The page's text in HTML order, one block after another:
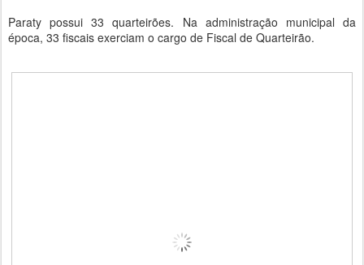
Paraty possui 33 quarteirões. Na administração municipal da
época, 33 fiscais exerciam o cargo de Fiscal de Quarteirão.